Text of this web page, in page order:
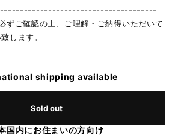
ずご確認の上、ご理解・ご納得いただいて
します。
shipping available
Sold out
国内にお住まいの方向け